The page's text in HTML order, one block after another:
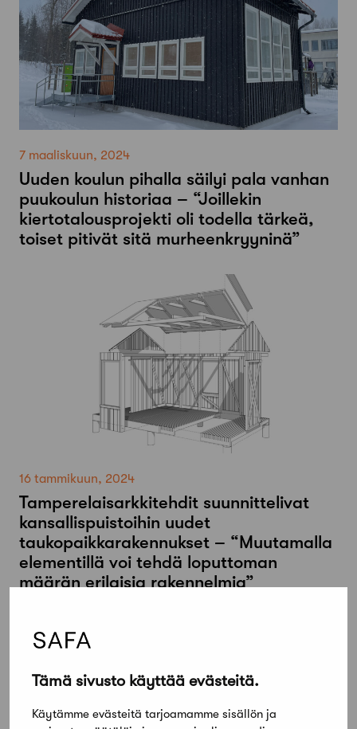
Tämä sivusto käyttää evästeitä.
Käytämme evästeitä tarjoamamme sisällön ja
7 maaliskuun, 2024
Uuden koulun pihalla säilyi pala vanhan
puukoulun historiaa – “Joillekin
kiertotalousprojekti oli todella tärkeä,
toiset pitivät sitä murheenkryyninä”
16 tammikuun, 2024
Tamperelaisarkkitehdit suunnittelivat
kansallispuistoihin uudet
taukopaikkarakennukset – “Muutamalla
elementillä voi tehdä loputtoman
määrän erilaisia rakennelmia”